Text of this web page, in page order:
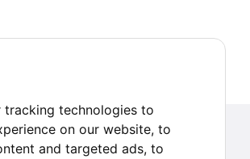
tracking technologies to
on our website, to
and targeted ads, to
a nuestro Newsletter